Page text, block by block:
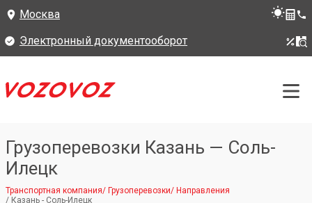
Москва
Электронный документооборот
Грузоперевозки Казань — Соль-
Илецк
Транспортная компания/ Грузоперевозки/ Направления
/ Казань - Соль-Илецк